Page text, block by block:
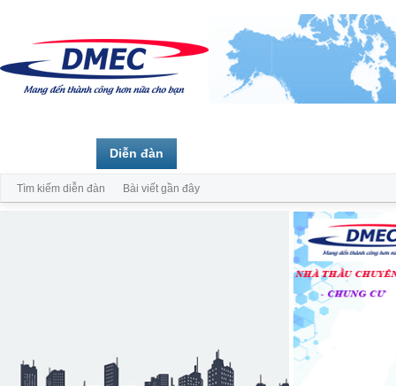
Diễn đàn
Tìm kiếm diễn đàn Bài viết gần đây